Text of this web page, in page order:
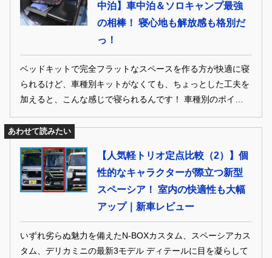
中泊】車中泊＆ソロキャンプ最強
の相棒！ 寝心地も解放感も格別だ
っ！
ベッドキットで完全フラットなスペースを作る方が快適に寝
られるけど、車種別キットがなくても、ちょっとした工夫を
加えると、こんな感じで寝られるんです！ 車種別のポイント
あわせて読みたい
【人気軽トリオ定点比較（2）】個
性的なキャラクターが際立つ新型
スペーシア！ 室内の快適性も大幅
アップ｜新車レビュー
いずれ劣らぬ魅力を備えたN-BOXカスタム、スペーシアカス
タム、デリカミニの最新3モデル ディテールに目を凝らして